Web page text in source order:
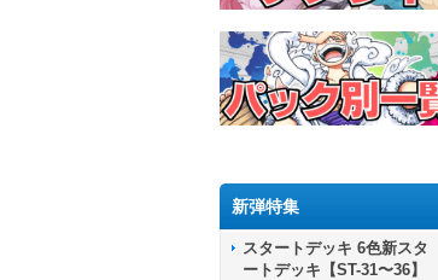
新弾特集
スタートデッキ 6色新スタ
ートデッキ【ST-31〜36】